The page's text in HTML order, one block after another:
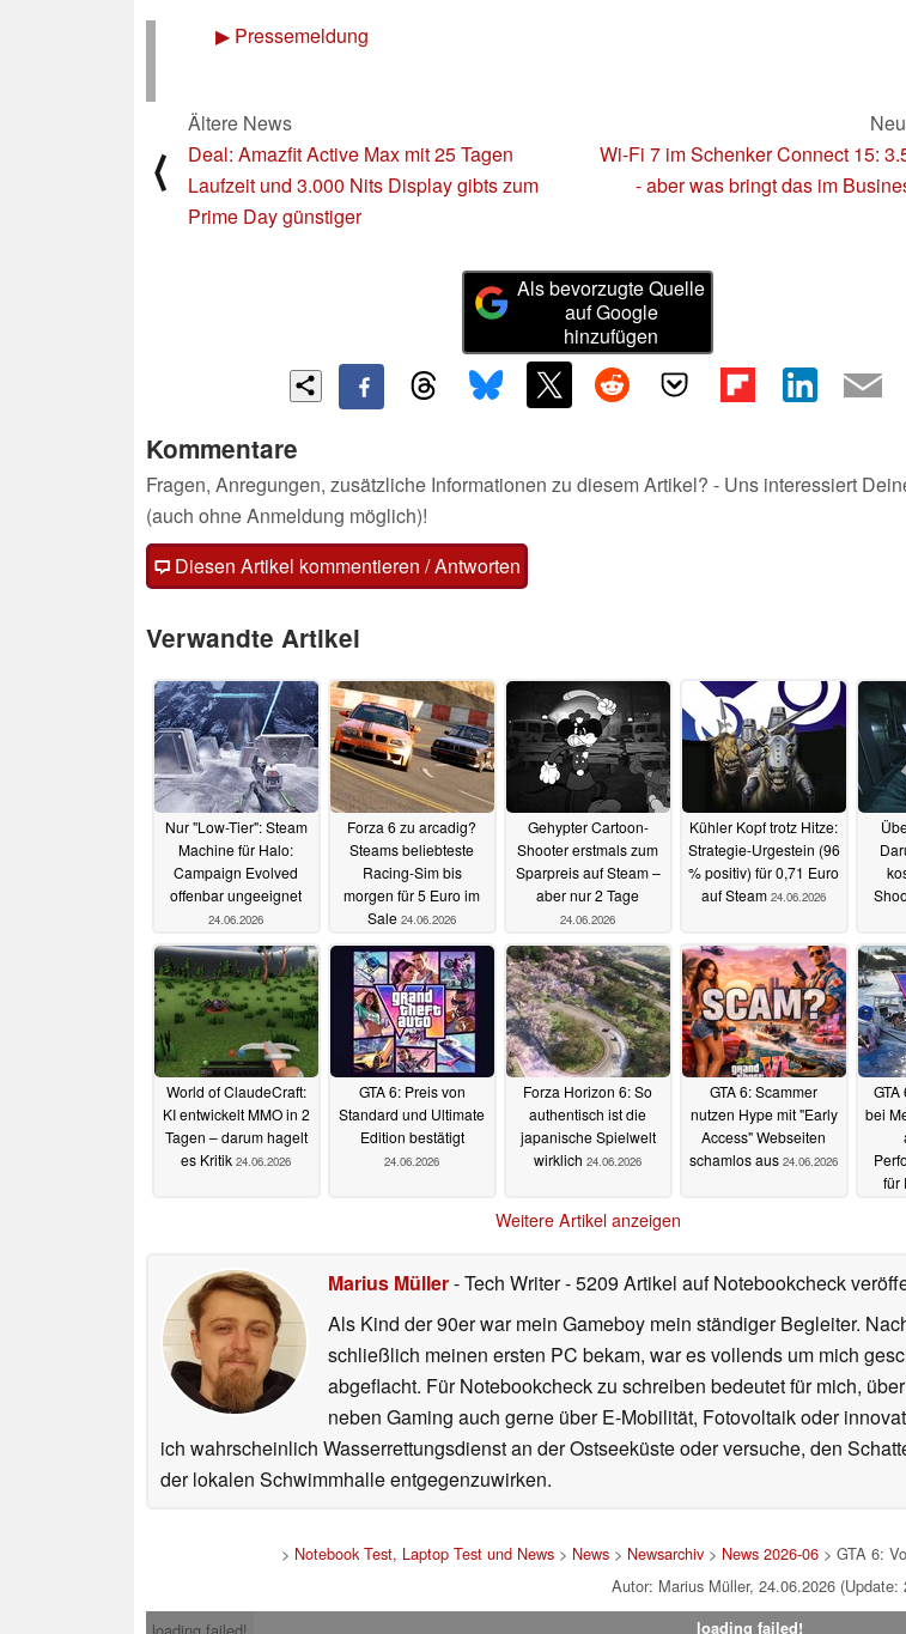
▶ Pressemeldung
⟨
Ältere News
Deal: Amazfit Active Max mit 25 Tagen
Laufzeit und 3.000 Nits Display gibts zum
Prime Day günstiger
Wi-Fi 7 im Schenker Connect 15:
- aber was bringt das im
Als bevorzugte Quelle
auf Google
hinzufügen
Kommentare
Fragen, Anregungen, zusätzliche Informationen zu diesem Artikel? - Uns interessiert
(auch ohne Anmeldung möglich)!
Diesen Artikel kommentieren / Antworten
Verwandte Artikel
Nur "Low-Tier": Steam
Machine für Halo:
Campaign Evolved
offenbar ungeeignet
24.06.2026
Forza 6 zu arcadig?
Steams beliebteste
Racing-Sim bis
morgen für 5 Euro im
Sale 24.06.2026
Gehypter Cartoon-
Shooter erstmals zum
Sparpreis auf Steam –
aber nur 2 Tage
24.06.2026
Kühler Kopf trotz Hitze:
Strategie-Urgestein (96
% positiv) für 0,71 Euro
auf Steam 24.06.2026
World of ClaudeCraft:
KI entwickelt MMO in 2
Tagen – darum hagelt
es Kritik 24.06.2026
GTA 6: Preis von
Standard und Ultimate
Edition bestätigt
24.06.2026
Forza Horizon 6: So
authentisch ist die
japanische Spielwelt
wirklich 24.06.2026
GTA 6: Scammer
nutzen Hype mit "Early
Access" Webseiten
schamlos aus 24.06.2026
bei
für
Weitere Artikel anzeigen
Marius Müller- Tech Writer- 5209 Artikel auf Notebookcheck
Als Kind der 90er war mein Gameboy mein ständiger Begleiter.
schließlich meinen ersten PC bekam, war es vollends um mich
abgeflacht. Für Notebookcheck zu schreiben bedeutet für mich,
neben Gaming auch gerne über E-Mobilität, Fotovoltaik oder
ich wahrscheinlich Wasserrettungsdienst an der Ostseeküste oder versuche, den
der lokalen Schwimmhalle entgegenzuwirken.
> Notebook Test, Laptop Test und News > News > Newsarchiv > News 2026-06 > GTA 6:
Autor: Marius Müller, 24.06.2026 (Update:
loading failed!